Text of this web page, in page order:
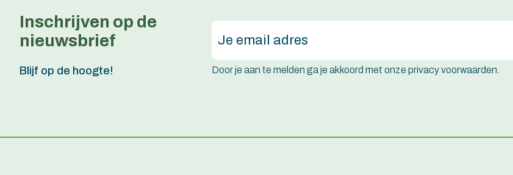
Inschrijven op de
nieuwsbrief
Blijf op de hoogte! Door je aan te melden ga je akkoord met onze privacy voorwaarden.